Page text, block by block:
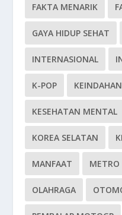
FAKTA MENARIK
GAYA HIDUP SEHAT
INTERNASIONAL
K-POP KEINDAHAN
KESEHATAN MENTAL
KOREA SELATAN
MANFAAT METRO
OLAHRAGA